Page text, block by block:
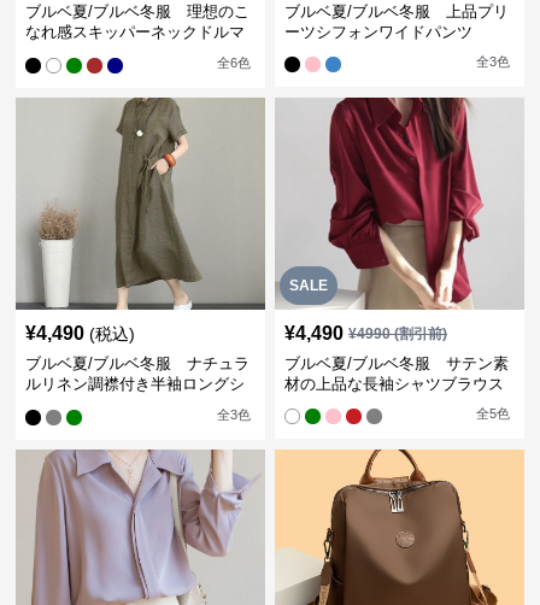
ブルベ夏/ブルベ冬服 理想のこ
なれ感スキッパーネックドルマ
全6色
ブルベ夏/ブルベ冬服 上品プリ
ーツシフォンワイドパンツ
全3色
¥4,490 (税込)
ブルベ夏/ブルベ冬服 ナチュラ
ルリネン調襟付き半袖ロングシ
全3色
SALE
¥4,490 ¥4990(割引前)
ブルベ夏/ブルベ冬服 サテン素
材の上品な長袖シャツブラウス
全5色